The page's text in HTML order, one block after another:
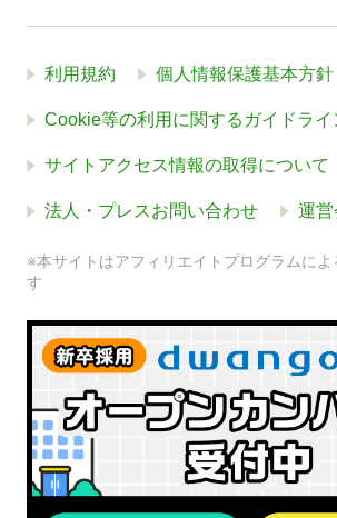
利用規約 個人情報保護基本方針
Cookie等の利用に関するガイドライ
サイトアクセス情報の取得について
法人・プレスお問い合わせ 運営
※本サイトはアフィリエイトプログラムによ
す